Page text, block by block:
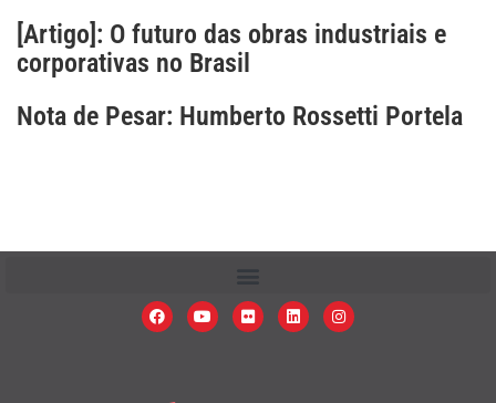
[Artigo]: O futuro das obras industriais e
corporativas no Brasil
Nota de Pesar: Humberto Rossetti Portela